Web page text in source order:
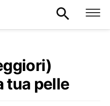
tua pelle